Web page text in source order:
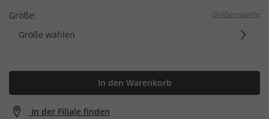
Größe: Größentabelle
Größe wählen
In den Warenkorb
In der Filiale finden